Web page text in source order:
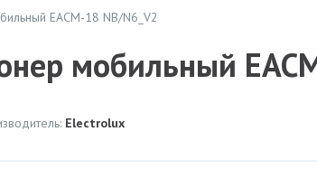
EACM-18 NB/N6_V2
мобильный
Electrolux